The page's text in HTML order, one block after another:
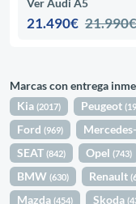
21.490€ 21.990€
Marcas con entrega
Kia(2017) Peugeot
Ford(969)
SEAT(842) Opel(743)
BMW(630) Renault
Mazda(454) Skoda